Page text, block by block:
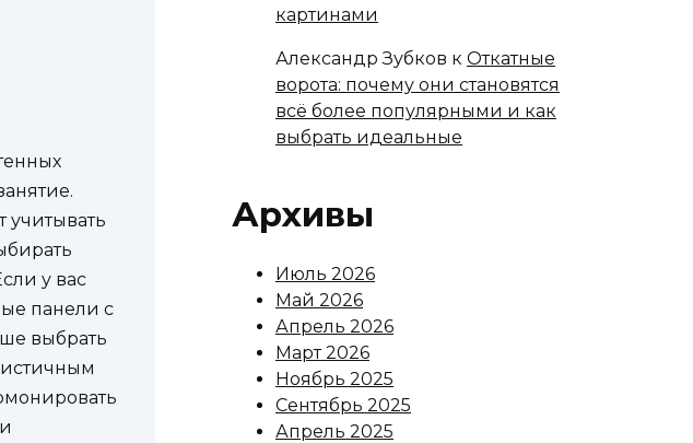
учитывать
у вас
панели с
выбрать
картинами
Александр Зубков к Откатные
ворота: почему они становятся
всё более популярными и как
выбрать идеальные
Архивы
Июль 2026
Май 2026
Апрель 2026
Март 2026
Ноябрь 2025
Сентябрь 2025
Апрель 2025